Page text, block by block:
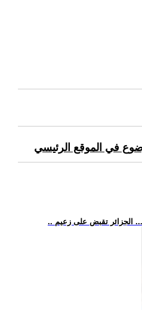
في الموقع الرئيسي
... الجزائر تقبض على زعيم